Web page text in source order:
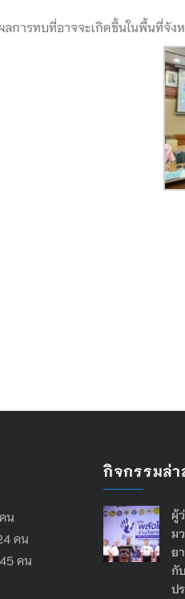
การทบที่อาจจะเกิดขึ้นในพื้นที่จัง
น
คน
คน
กิจกรรมล่
ผู้
ม
ย
กั
ป